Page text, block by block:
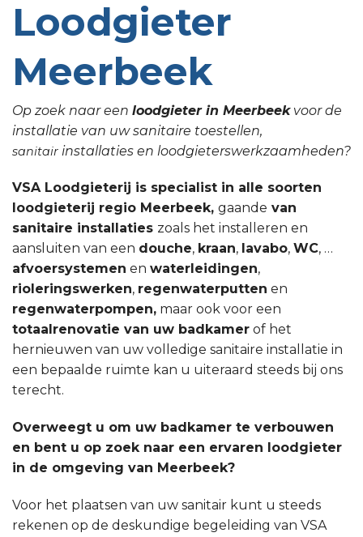
Loodgieter
Meerbeek
Op zoek naar een loodgieter in Meerbeekvoor de
installatie van uw sanitaire toestellen,
sanitair installaties en loodgieterswerkzaamheden?
VSA Loodgieterij is specialist in alle soorten
loodgieterij regio Meerbeek, gaande van
sanitaire installaties zoals het installeren en
aansluiten van een douche, kraan, lavabo, WC, …
afvoersystemen en waterleidingen,
rioleringswerken, regenwaterputten en
regenwaterpompen, maar ook voor een
totaalrenovatie van uw badkamer of het
hernieuwen van uw volledige sanitaire installatie in
een bepaalde ruimte kan u uiteraard steeds bij ons
terecht.
Overweegt u om uw badkamer te verbouwen
en bent u op zoek naar een ervaren loodgieter
in de omgeving van Meerbeek?
Voor het plaatsen van uw sanitair kunt u steeds
rekenen op de deskundige begeleiding van VSA